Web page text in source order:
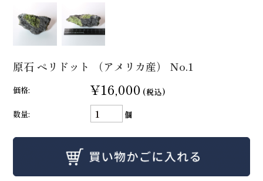
原石 ペリドット （アメリカ産） No.1
価格: ¥16,000 (税込)
数量:
個